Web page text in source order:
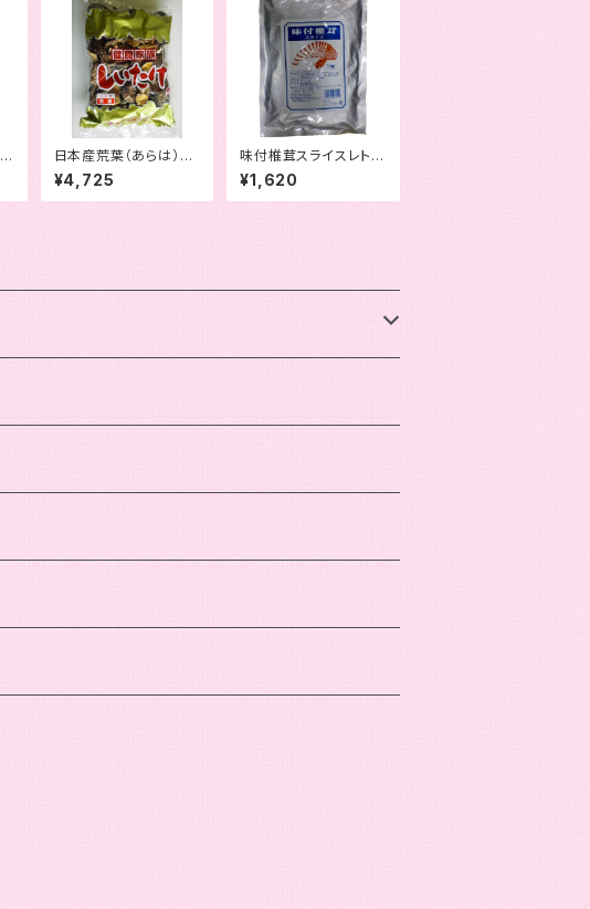
日本産荒葉（あらは）５
００ｇ
¥4,725
味付椎茸スライスレトル
トパック 1kg
¥1,620